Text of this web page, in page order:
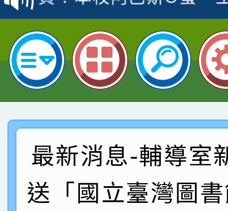
名
倩參加桃園市科展 國
名 指導老師王老師、
賀！本校四年二班張O
園市英語競賽國小朗讀
指導老師林老師
賀！本校參加桃園市中
賽 劉文瑛教師榮獲教
臺灣台語-第二名
賀！本校參與2026世
市賽榮獲科學小創客佳
創客第三名。
賀！本校參加桃園市中
賽 洪綺君教師榮獲社
名
倩參加桃園市科展 國
名 指導老師王老師、
賀！本校四年二班張O
園市英語競賽國小朗讀
賀！本校參加桃園市中
最新消息-輔導室
送「國立臺灣圖